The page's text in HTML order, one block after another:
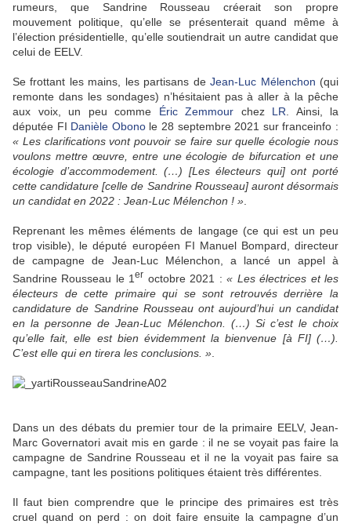
rumeurs, que Sandrine Rousseau créerait son propre
mouvement politique, qu’elle se présenterait quand même à
l’élection présidentielle, qu’elle soutiendrait un autre candidat que
celui de EELV.
Se frottant les mains, les partisans deJean-Luc Mélenchon (qui
remonte dans les sondages) n’hésitaient pas à aller à la pêche
aux voix, un peu comme Éric Zemmour chez LR . Ainsi, la
députée FI Danièle Obonole 28 septembre 2021 sur franceinfo :
« Les clarifications vont pouvoir se faire sur quelle écologie nous
voulons mettre œuvre, entre une écologie de bifurcation et une
écologie d’accommodement. (…) [Les électeurs qui] ont porté
cette candidature [celle de Sandrine Rousseau] auront désormais
un candidat en 2022 : Jean-Luc Mélenchon ! »
Reprenant les mêmes éléments de langage (ce qui est un peu
trop visible), le député européen FI Manuel Bompard, directeur
de campagne de Jean-Luc Mélenchon, a lancé un appel à
Sandrine Rousseau le 1er octobre 2021 :« Les électrices et les
électeurs de cette primaire qui se sont retrouvés derrière la
candidature de Sandrine Rousseau ont aujourd’hui un candidat
en la personne de Jean-Luc Mélenchon. (…) Si c’est le choix
qu’elle fait, elle est bien évidemment la bienvenue [à FI] (…).
C’est elle qui en tirera les conclusions. »
Dans un des débats du premier tour de la primaire EELV, Jean-
Marc Governatori avait mis en garde : il ne se voyait pas faire la
campagne de Sandrine Rousseau et il ne la voyait pas faire sa
campagne, tant les positions politiques étaient très différentes.
Il faut bien comprendre que le principe des primaires est très
cruel quand on perd : on doit faire ensuite la campagne d’un